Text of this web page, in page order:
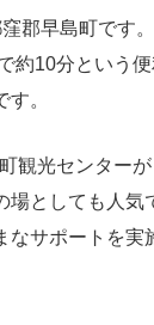
郡早島町です
約10分という
。
観光センター
としても人
サポートを実